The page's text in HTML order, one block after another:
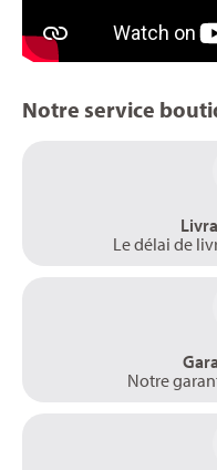
Notre service
Le délai de
Notre